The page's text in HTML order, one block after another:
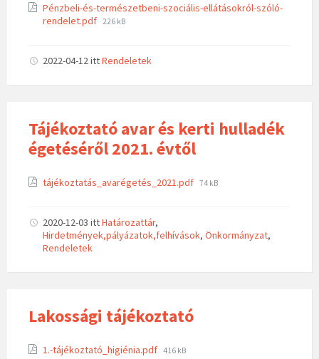
Pénzbeli-és-természetbeni-szociális-ellátásokról-szóló-
rendelet.pdf 226 kB
2022-04-12ittRendeletek
Tájékoztató avar és kerti hulladék
égetéséről 2021. évtől
tájékoztatás_avarégetés_2021.pdf 74 kB
2020-12-03 ittHatározattár,
Hirdetmények,pályázatok,felhívások, Önkormányzat,
Rendeletek
Lakossági tájékoztató
1.-tájékoztató_higiénia.pdf 416 kB